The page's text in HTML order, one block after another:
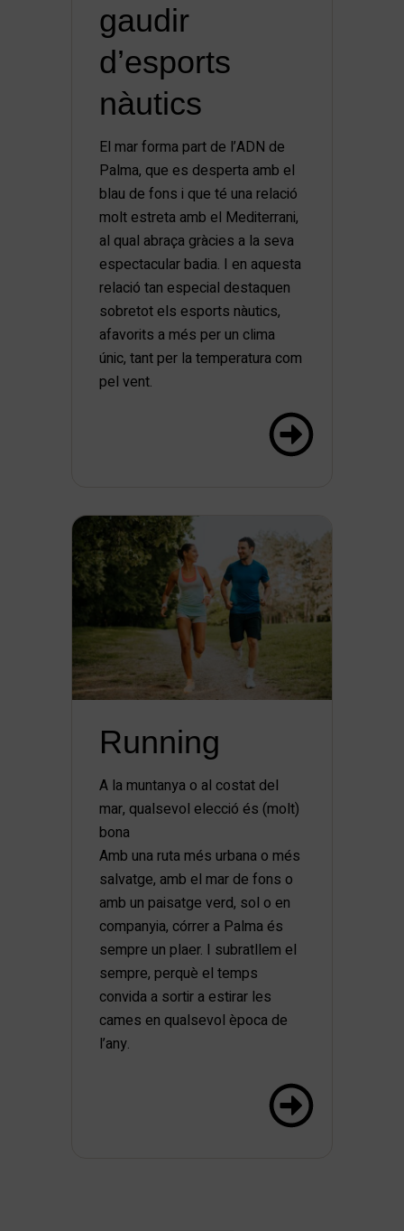
gaudir
d’esports
nàutics
El mar forma part de l’ADN de
Palma, que es desperta amb el
blau de fons i que té una relació
molt estreta amb el Mediterrani,
al qual abraça gràcies a la seva
espectacular badia. I en aquesta
relació tan especial destaquen
sobretot els esports nàutics,
afavorits a més per un clima
únic, tant per la temperatura com
pel vent.
Running
A la muntanya o al costat del
mar, qualsevol elecció és (molt)
bona
Amb una ruta més urbana o més
salvatge, amb el mar de fons o
amb un paisatge verd, sol o en
companyia, córrer a Palma és
sempre un plaer. I subratllem el
sempre, perquè el temps
convida a sortir a estirar les
cames en qualsevol època de
l’any.